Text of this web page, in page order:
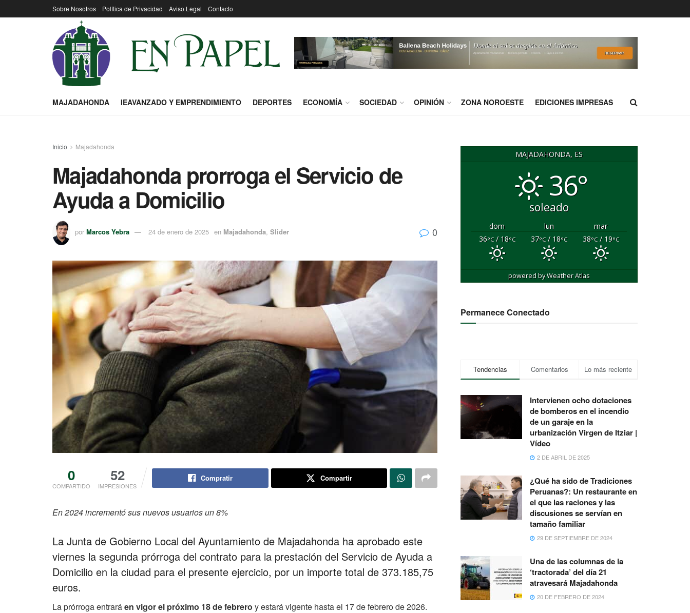
Sobre Nosotros Política de Privacidad Aviso Legal Contacto
MAJADAHONDA IEAVANZADO Y EMPRENDIMIENTO DEPORTES ECONOMÍA SOCIEDAD OPINIÓN ZONA NOROESTE EDICIONES IMPRESAS
Inicio Majadahonda
Majadahonda prorroga el Servicio de
Ayuda a Domicilio
por Marcos Yebra 24 de enero de 2025 en Majadahonda, Slider 0
0
COMPARTIDO
52
IMPRESIONES
Compratir Compartir
En 2024 incrementó sus nuevos usuarios un 8%
La Junta de Gobierno Local del Ayuntamiento de Majadahonda ha aprobado este
viernes la segunda prórroga del contrato para la prestación del Servicio de Ayuda a
Domicilio en la ciudad para el presente ejercicio, por un importe total de 373.185,75
euros.
La prórroga entraráen vigor el próximo 18 de febrero y estará vigente hasta el 17 de febrero de 2026.
MAJADAHONDA, ES
36°
soleado
dom lun
mar
36°C/ 18°C 37°C/ 18°C 38°C/ 19°C
powered byWeather Atlas
Permanece Conectado
Tendencias Comentarios Lo más reciente
Intervienen ocho dotaciones
de bomberos en el incendio
de un garaje en la
urbanización Virgen de Itziar |
Vídeo
2 DE ABRIL DE 2025
¿Qué ha sido de Tradiciones
Peruanas?: Un restaurante en
el que las raciones y las
discusiones se servían en
tamaño familiar
29 DE SEPTIEMBRE DE 2024
Una de las columnas de la
‘tractorada’ del día 21
atravesará Majadahonda
20 DE FEBRERO DE 2024